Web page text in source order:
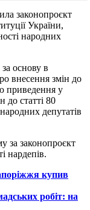
законопроєкт
України,
народних
основу в
внесення змін до
приведення у
до статті 80
депутатів
за законопроєкт
нардепів.
купив
робіт: на